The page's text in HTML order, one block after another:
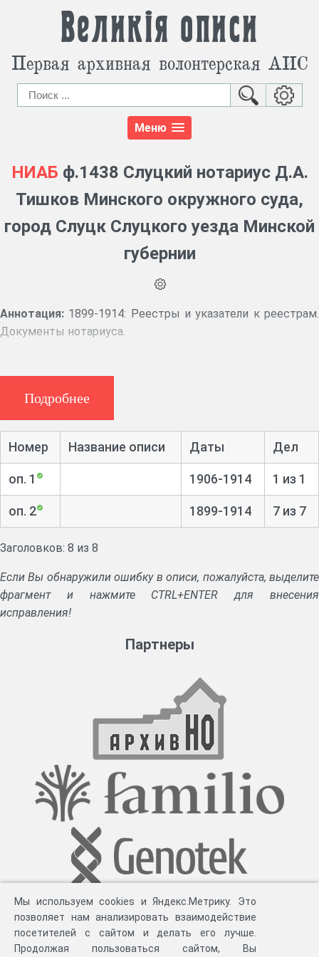
Великія описи
Первая архивная волонтерская АИС
Меню
НИАБ ф.1438 Слуцкий нотариус Д.А.
Тишков Минского окружного суда,
город Слуцк Слуцкого уезда Минской
губернии
Аннотация: 1899-1914: Реестры и указатели к реестрам.
Документы нотариуса.
Подробнее
Номер Название описи Даты Дел
оп. 1 1906-1914 1 из 1
оп. 2 1899-1914 7 из 7
Заголовков: 8 из 8
Если Вы обнаружили ошибку в описи, пожалуйста, выделите
фрагмент и нажмите CTRL+ENTER для внесения
исправления!
Партнеры
Мы используем cookies и Яндекс.Метрику. Это
позволяет нам анализировать взаимодействие
посетителей с сайтом и делать его лучше.
Продолжая пользоваться сайтом, Вы